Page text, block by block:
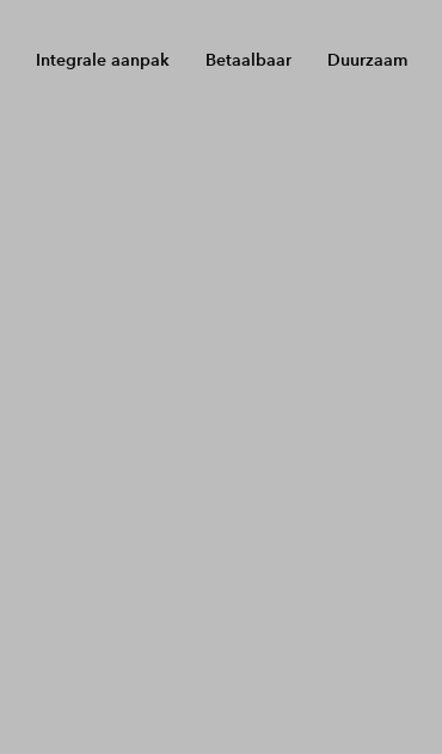
Integrale aanpak Betaalbaar Duurzaam